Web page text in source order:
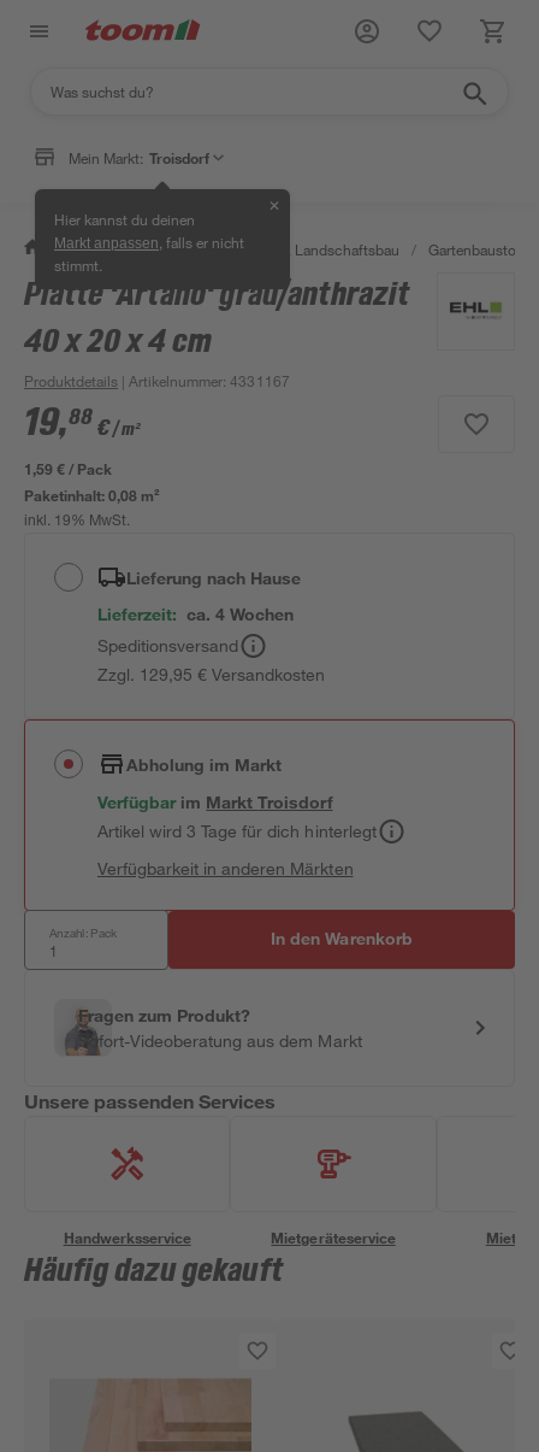
Mein Markt: Troisdorf
Hier kannst du deinen
Markt anpassen , falls er nicht
stimmt.
✕
/ Garten & Freizeit / Gartenbau & Landschaftsbau / Gartenbaustoffe
Platte 'Artano' grau/anthrazit
40 x 20 x 4 cm
Produktdetails | Artikelnummer:4331167
19,88 €/ m²
1,59 € / Pack
Paketinhalt:0,08 m²
inkl. 19% MwSt.
Lieferung nach Hause
Lieferzeit: ca. 4 Wochen
Speditionsversand
Zzgl. 129,95 € Versandkosten
Abholung im Markt
Verfügbar im MarktTroisdorf
Artikel wird 3 Tage für dich hinterlegt
Verfügbarkeit in anderen Märkten
Anzahl: Pack In den Warenkorb
Fragen zum Produkt?
Sofort-Videoberatung aus dem Markt
Unsere passenden Services
Handwerksservice Mietgeräteservice
Häufig dazu gekauft